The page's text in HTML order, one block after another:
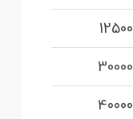
12500
30000
40000